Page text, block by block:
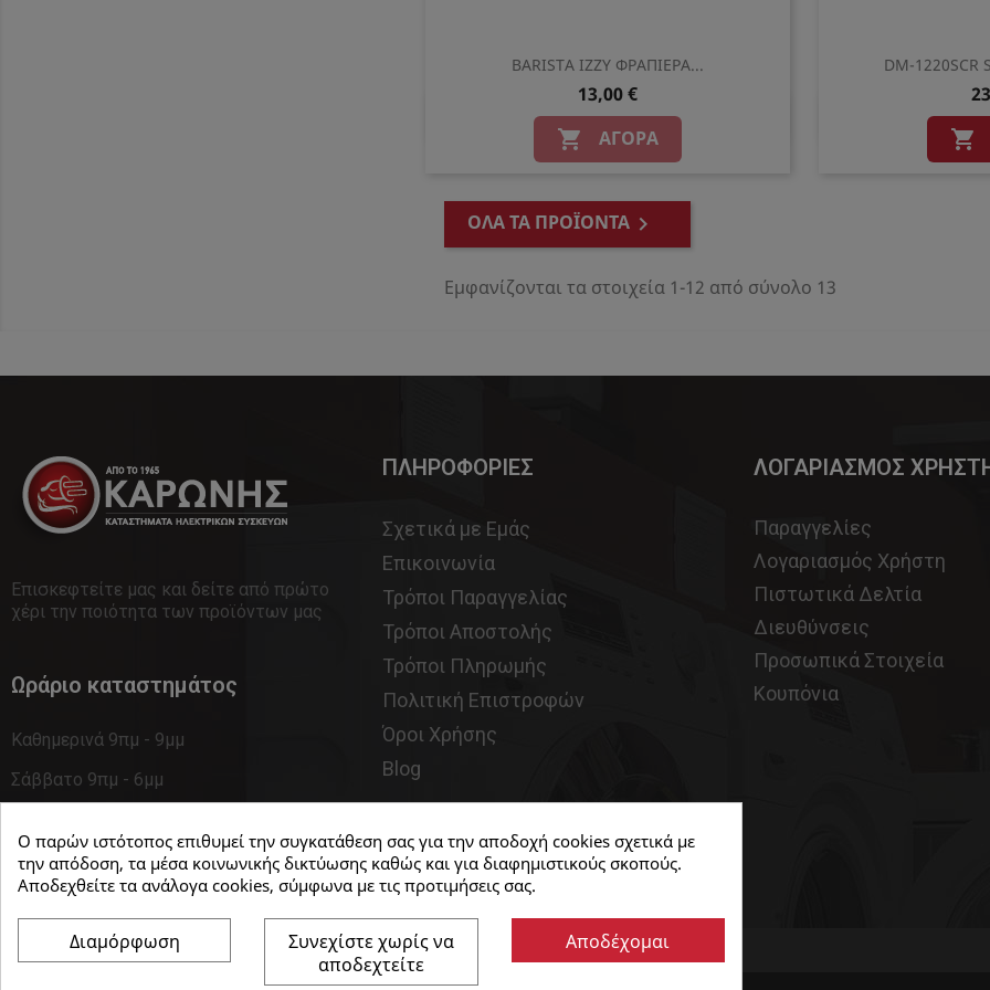
BARISTA IZZY ΦΡΑΠΙΕΡΑ...
13,00 €
 ΑΓΟΡΆ
Γρήγορη προβολή
DM-1220SCR


ΌΛΑ ΤΑ ΠΡΟΪΌΝΤΑ 
Εμφανίζονται τα στοιχεία 1-12 από σύνολο 13
Επισκεφτείτε μας και δείτε από πρώτο
χέρι την ποιότητα των προϊόντων μας
Ωράριο καταστημάτος
Καθημερινά 9πμ - 9μμ
Σάββατο 9πμ - 6μμ
ΠΛΗΡΟΦΟΡΙΕΣ
Σχετικά με Εμάς
Επικοινωνία
Τρόποι Παραγγελίας
Τρόποι Αποστολής
Τρόποι Πληρωμής
Πολιτική Επιστροφών
Όροι Χρήσης
Blog
ΛΟΓΑΡΙΑΣΜΟΣ
Παραγγελίες
Λογαριασμός Χρήστη
Πιστωτικά Δελτία
Διευθύνσεις
Προσωπικά Στοιχεία
Κουπόνια
Ο παρών ιστότοπος επιθυμεί την συγκατάθεση σας για την αποδοχή cookies σχετικά με
την απόδοση, τα μέσα κοινωνικής δικτύωσης καθώς και για διαφημιστικούς σκοπούς.
Αποδεχθείτε τα ανάλογα cookies, σύμφωνα με τις προτιμήσεις σας.
Αποδέχομαι
Συνεχίστε χωρίς να
αποδεχτείτε
Διαμόρφωση